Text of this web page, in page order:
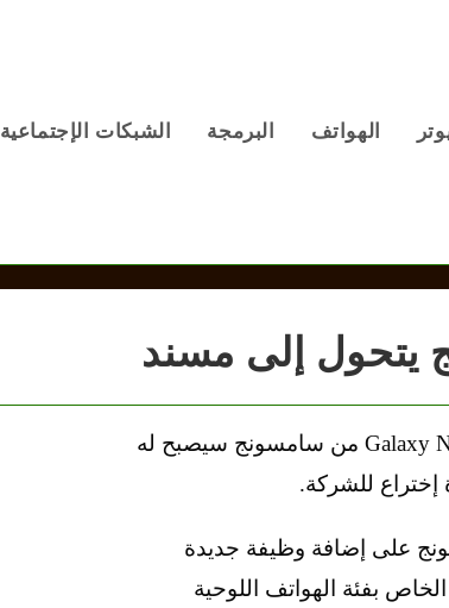
الهواتف البرمجة الشبكات الإجتماعية
يتحول إلى مسند
مفهوم – قلم هواتف Galaxy Note من سامسونج سيصبح له
إختراع للشركة.
على إضافة وظيفة جديدة
لقلمها الإلكتروني S Pen الخاص بفئة الهواتف اللوحية